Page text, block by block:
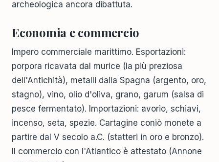
archeologica ancora dibattuta.
Economia e commercio
Impero commerciale marittimo. Esportazioni:
porpora ricavata dal murice (la più preziosa
dell'Antichità), metalli dalla Spagna (argento, oro,
stagno), vino, olio d'oliva, grano, garum (salsa di
pesce fermentato). Importazioni: avorio, schiavi,
incenso, seta, spezie. Cartagine coniò monete a
partire dal V secolo a.C. (statteri in oro e bronzo).
Il commercio con l'Atlantico è attestato (Annone